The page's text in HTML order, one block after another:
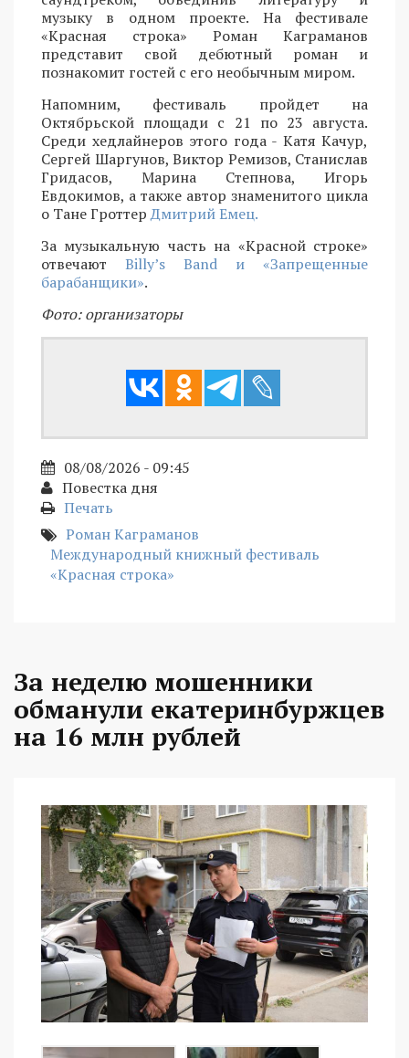
музыку в одном проекте. На фестивале
«Красная строка» Роман Каграманов
представит свой дебютный роман и
познакомит гостей с его необычным миром.
Напомним, фестиваль пройдет на
Октябрьской площади с 21 по 23 августа.
Среди хедлайнеров этого года - Катя Качур,
Сергей Шаргунов, Виктор Ремизов, Станислав
Гридасов, Марина Степнова, Игорь
Евдокимов, а также автор знаменитого цикла
о Тане ГроттерДмитрий Емец.
За музыкальную часть на «Красной строке»
отвечают Billy’s Band и «Запрещенные
барабанщики».
Фото: организаторы
08/08/2026 - 09:45
Повестка дня
Печать
Роман Каграманов
Международный книжный фестиваль
«Красная строка»
За неделю мошенники
обманули екатеринбуржцев
на 16 млн рублей